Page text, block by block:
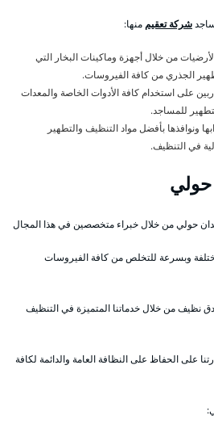
شركة تعقيم منها:
من خلال أجهزة وماكينات البخار التي
الجذري من كافة الفيروسات.
على استخدام كافة الأدوات الخاصة والمعدات
للمساجد.
ونوافذها بأفضل مواد التنظيف والتطهير
في التنظيف.
حولي
حولي من خلال خبراء متخصصين في هذا المجال
وبسرعة للتخلص من كافة الفيروسات
نظيف من خلال خدماتنا المتميزة في التنظيف
على الحفاظ على النظافة العامة والدائمة لكافة